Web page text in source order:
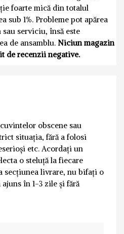
foarte mică din totalul
sub 1%. Probleme pot apărea
serviciu, însă este
de ansamblu. Niciun magazin
de recenzii negative.
obscene sau
situația, fără a folosi
etc. Acordați un
o steluță la fiecare
secțiunea livrare, nu bifați o
ajuns în 1-3 zile și fără